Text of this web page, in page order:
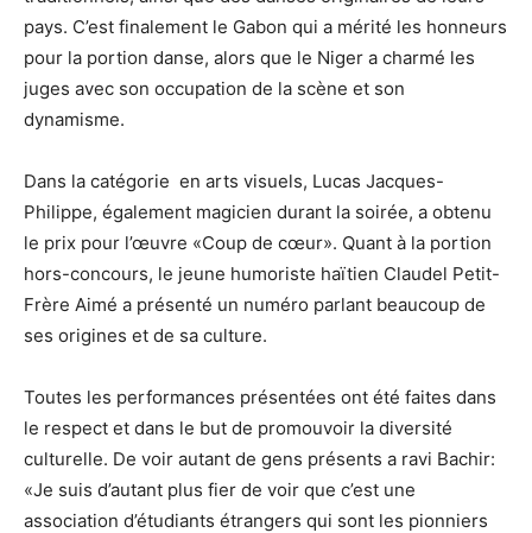
pays. C’est finalement le Gabon qui a mérité les honneurs
pour la portion danse, alors que le Niger a charmé les
juges avec son occupation de la scène et son
dynamisme.
Dans la catégorie en arts visuels, Lucas Jacques-
Philippe, également magicien durant la soirée, a obtenu
le prix pour l’œuvre «Coup de cœur». Quant à la portion
hors-concours, le jeune humoriste haïtien Claudel Petit-
Frère Aimé a présenté un numéro parlant beaucoup de
ses origines et de sa culture.
Toutes les performances présentées ont été faites dans
le respect et dans le but de promouvoir la diversité
culturelle. De voir autant de gens présents a ravi Bachir:
«Je suis d’autant plus fier de voir que c’est une
association d’étudiants étrangers qui sont les pionniers